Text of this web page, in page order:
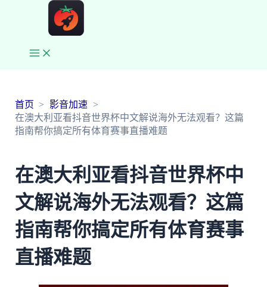
Main
首页
影音加速
在澳大利亚看抖音世界杯中文解说海外无法观看？这篇
指南帮你搞定所有体育赛事直播难题
在澳大利亚看抖音世界杯中
文解说海外无法观看？这篇
指南帮你搞定所有体育赛事
直播难题